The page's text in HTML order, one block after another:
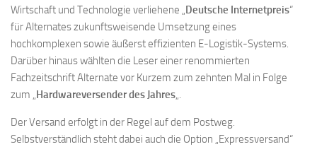
Wirtschaft und Technologie verliehene „Deutsche Internetpreis“
für Alternates zukunftsweisende Umsetzung eines
hochkomplexen sowie äußerst effizienten E-Logistik-Systems.
Darüber hinaus wählten die Leser einer renommierten
Fachzeitschrift Alternate vor Kurzem zum zehnten Mal in Folge
zum „Hardwareversender des Jahres„.
Der Versand erfolgt in der Regel auf dem Postweg.
Selbstverständlich steht dabei auch die Option „Expressversand“